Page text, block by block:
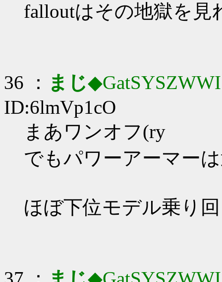
falloutはその地獄を見
36 ： まじ◆GatSYSZWWI
ID:6lmVp1cO
まあワンオフ(ry
でもパワーアーマー
ほぼ下位モデル乗り